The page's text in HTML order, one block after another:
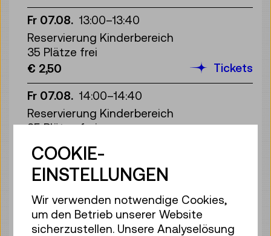
Fr 07.08. 13:00–13:40
Reservierung Kinderbereich
35 Plätze frei
€ 2,50
Tickets
Fr 07.08. 14:00–14:40
Reservierung Kinderbereich
35 Plätze frei
€ 2,50
Fr 07.08. 15:00 – 15:40
35 Plätze frei
€ 2,50
COOKIE-
EINSTELLUNGEN
Wir verwenden notwendige Cookies,
um den Betrieb unserer Website
sicherzustellen. Unsere Analyselösung